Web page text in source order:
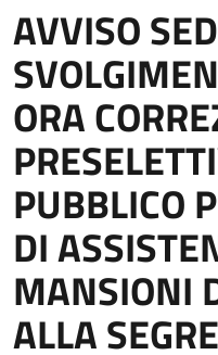
PROFESSIONE
AGGIORNAMENTO
AVVISO
ORA
PUBBLICO
DI
MANSIONI
ALLA